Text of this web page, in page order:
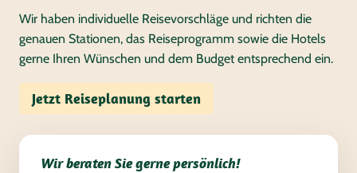
Wir haben individuelle Reisevorschläge und richten die
genauen Stationen, das Reiseprogramm sowie die Hotels
gerne Ihren Wünschen und dem Budget entsprechend ein.
Jetzt Reiseplanung starten
Wir beraten Sie gerne persönlich!